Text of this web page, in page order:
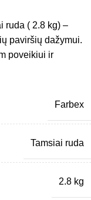
ruda ( 2.8 kg) –
paviršių dažymui.
poveikiui ir
Farbex
Tamsiai ruda
2.8 kg